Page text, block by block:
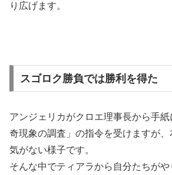
り広げます。
スゴロク勝負では勝利を得た
アンジェリカがクロエ理事長から手
奇現象の調査」の指令を受けますが
気がない様子です。
そんな中でティアラから自分たちが